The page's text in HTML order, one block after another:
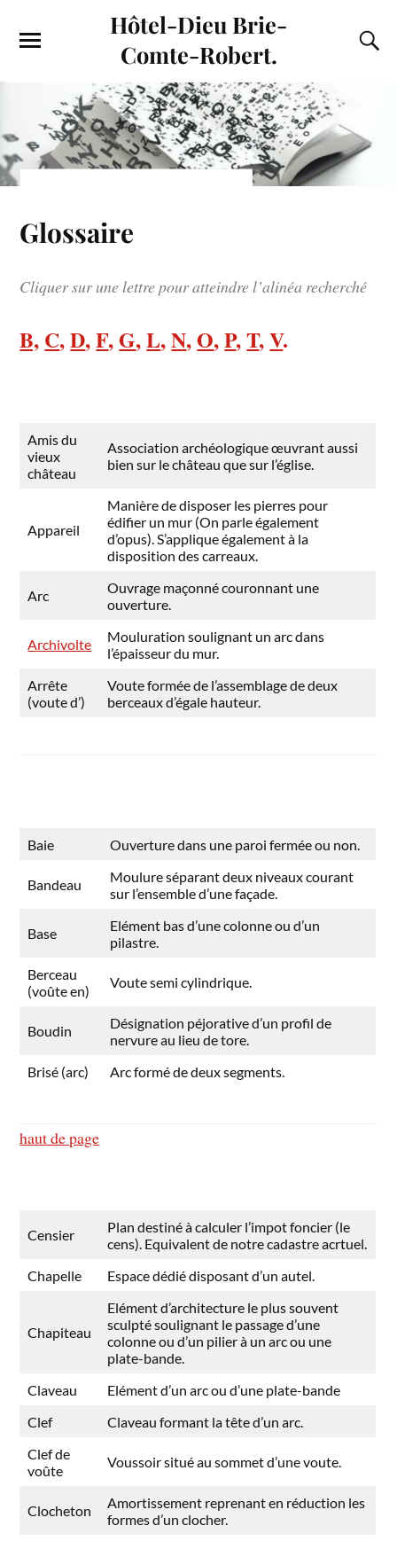
Hôtel-Dieu Brie-
Comte-Robert.
Glossaire
Cliquer sur une lettre pour atteindre l’alinéa recherché
B, C,D,F, G,L,N,O,P,T,V.
Amis du
vieux
château
Association archéologique œuvrant aussi
bien sur le château que sur l’église.
Appareil
Manière de disposer les pierres pour
édifier un mur (On parle également
d’opus). S’applique également à la
disposition des carreaux.
Arc
Ouvrage maçonné couronnant une
ouverture.
Archivolte
Mouluration soulignant un arc dans
l’épaisseur du mur.
Arrête
(voute d’)
Voute formée de l’assemblage de deux
berceaux d’égale hauteur.
Baie Ouverture dans une paroi fermée ou non.
Bandeau
Moulure séparant deux niveaux courant
sur l’ensemble d’une façade.
Base
Elément bas d’une colonne ou d’un
pilastre.
Berceau
(voûte en)
Voute semi cylindrique.
Boudin
Désignation péjorative d’un profil de
nervure au lieu de tore.
Brisé (arc)
Arc formé de deux segments.
haut de page
Censier
Plan destiné à calculer l’impot foncier (le
cens). Equivalent de notre cadastre acrtuel.
Chapelle
Espace dédié disposant d’un autel.
Chapiteau
Elément d’architecture le plus souvent
sculpté soulignant le passage d’une
colonne ou d’un pilier à un arc ou une
plate-bande.
Claveau
Elément d’un arc ou d’une plate-bande
Clef
Claveau formant la tête d’un arc.
Clef de
voûte
Voussoir situé au sommet d’une voute.
Clocheton
Amortissement reprenant en réduction les
formes d’un clocher.